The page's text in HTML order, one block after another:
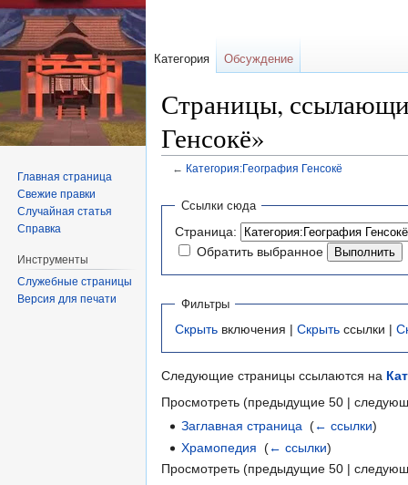
Страницы,
Генсокё»
← Категория:География Генсокё
Перейти
навигации
Перейти
поиску
Ссылки сюда
Страница:
Обратить выбранное
Фильтры
Скрыть включения | Скрыть ссылки |
Следующие страницы ссылаются на
Просмотреть (предыдущие 50 |
Заглавная страница ‎(← ссылки)
Храмопедия ‎(← ссылки)
Просмотреть (предыдущие 50 |
Категория Обсуждение
Главная страница
Свежие правки
Случайная статья
Справка
Инструменты
Служебные страницы
Версия для печати